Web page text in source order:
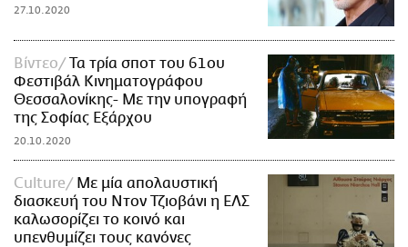
27.10.2020
Βίντεο
Τα τρία σποτ του 61ου
Φεστιβάλ Κινηματογράφου
Θεσσαλονίκης- Με την υπογραφή
της Σοφίας Εξάρχου
20.10.2020
Culture
Με μία απολαυστική
διασκευή του Ντον Τζιοβάνι η ΕΛΣ
καλωσορίζει το κοινό και
υπενθυμίζει τους κανόνες